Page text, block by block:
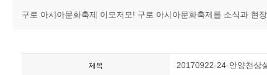
구로 아시아문화축제 이모저모! 구로 아시아문화축제를 소식과 현
제목 20170922-24-안양천상